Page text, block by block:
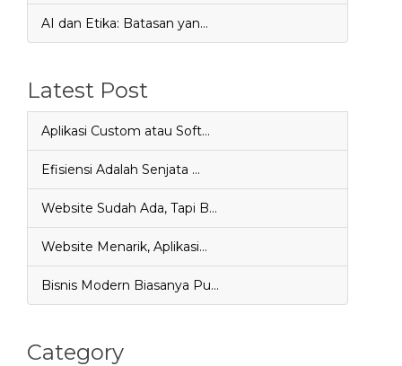
AI dan Etika: Batasan yan…
Latest Post
Aplikasi Custom atau Soft…
Efisiensi Adalah Senjata …
Website Sudah Ada, Tapi B…
Website Menarik, Aplikasi…
Bisnis Modern Biasanya Pu…
Category